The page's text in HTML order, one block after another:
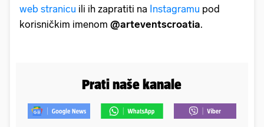
web stranicu ili ih zapratiti na Instagramu pod
korisničkim imenom @arteventscroatia.
Prati naše kanale